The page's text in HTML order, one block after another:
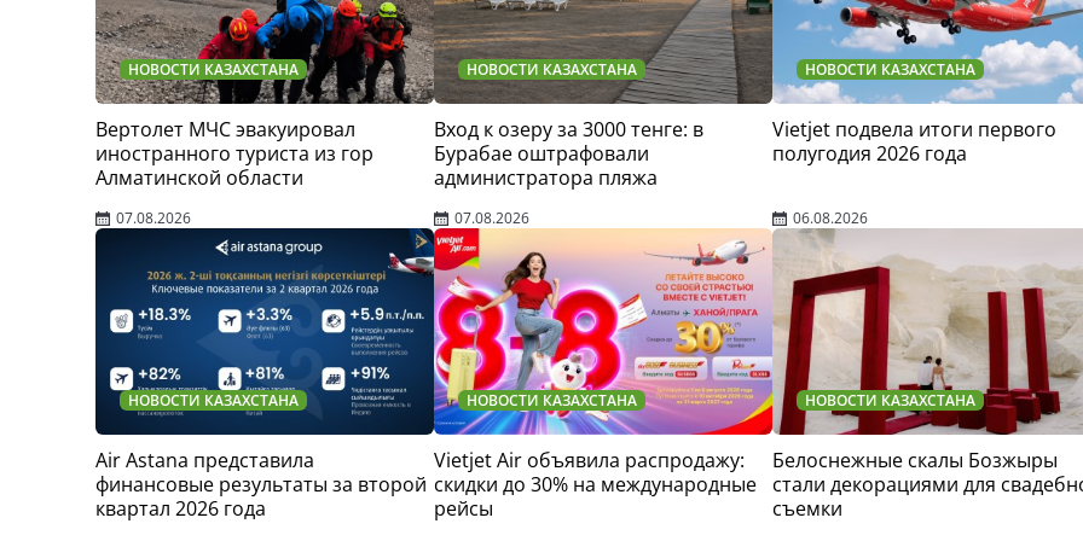
НОВОСТИ КАЗАХСТАНА
Вертолет МЧС эвакуировал
иностранного туриста из гор
Алматинской области
07.08.2026
НОВОСТИ КАЗАХСТАНА
Вход к озеру за 3000 тенге: в
Бурабае оштрафовали
администратора пляжа
07.08.2026
НОВОСТИ КАЗАХСТАНА
Vietjet подвела итоги первого
полугодия 2026 года
06.08.2026
НОВОСТИ КАЗАХСТАНА
Air Astana представила
финансовые результаты за второй
квартал 2026 года
НОВОСТИ КАЗАХСТАНА
Vietjet Air объявила распродажу:
скидки до 30% на международные
рейсы
НОВОСТИ КАЗАХСТАНА
Белоснежные скалы Бозжыры
стали декорациями для
съемки